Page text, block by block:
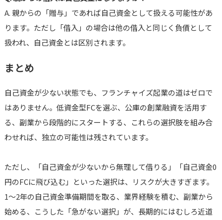
A. 親からの「贈与」であれば自己資金として扱える可能性があ
ります。ただし「借入」の場合は他の借入と同じく負債として
扱われ、自己資金とは区別されます。
まとめ
自己資金が少ない状態でも、フランチャイズ起業の道はゼロで
はありません。低資金型FCを選ぶ、公庫の創業融資を活用す
る、副業から段階的にスタートする、これらの選択肢を組み合
わせれば、独立の可能性は残されています。
ただし、「自己資金が少ないから無理して借りる」「自己資金0
円のFCに飛び込む」といった選択は、リスクが大きすぎます。
1〜2年の自己資金準備期間を取る、業界経験を積む、副業から
始める、こうした「急がない選択」が、長期的にはむしろ近道